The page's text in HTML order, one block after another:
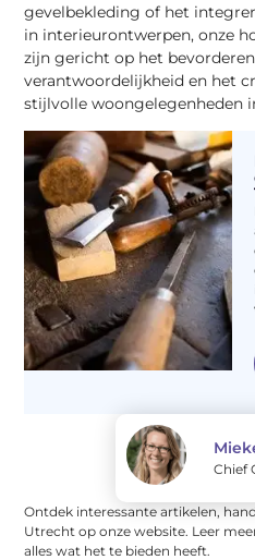
gevelbekleding of het
in interieurontwerpen, onze
zijn gericht op het
verantwoordelijkheid en het
stijlvolle woongelegenheden
Chief
Ontdek interessante artikelen,
Utrecht op onze website. Leer
alles wat het te bieden heeft.